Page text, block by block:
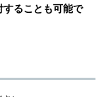
ることも可能で